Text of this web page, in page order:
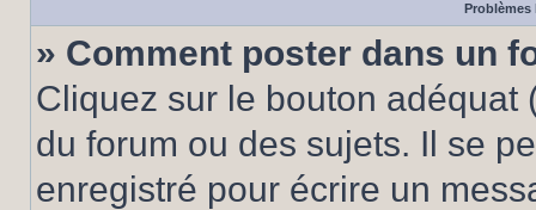
Problèmes
» Comment poster dans un
Cliquez sur le bouton
du forum ou des sujets. Il se
enregistré pour écrire un